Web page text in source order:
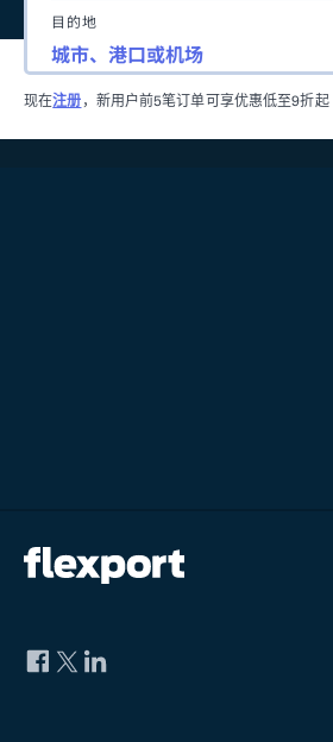
目的地
现在注册 ，新用户前5笔订单可享优惠低至9折起